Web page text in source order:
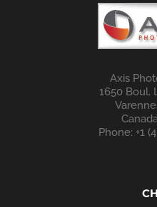
Axis
1650 Boul.
Phone: +1